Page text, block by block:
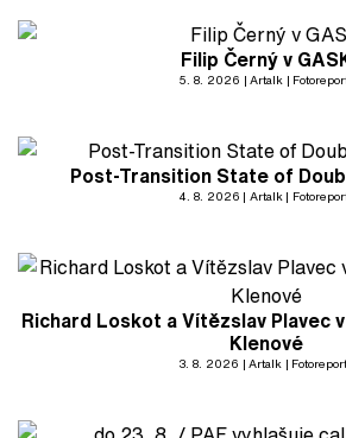
Filip Černý v
5. 8. 2026 Artalk
Post-Transition State of
4. 8. 2026 Artalk
Richard Loskot a Vítězslav Plavec
Klenové
3. 8. 2026 Artalk